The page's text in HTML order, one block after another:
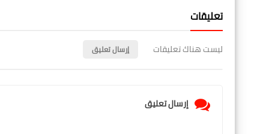
تعليقات
ليست هناك تعليقات إرسال تعليق
إرسال تعليق